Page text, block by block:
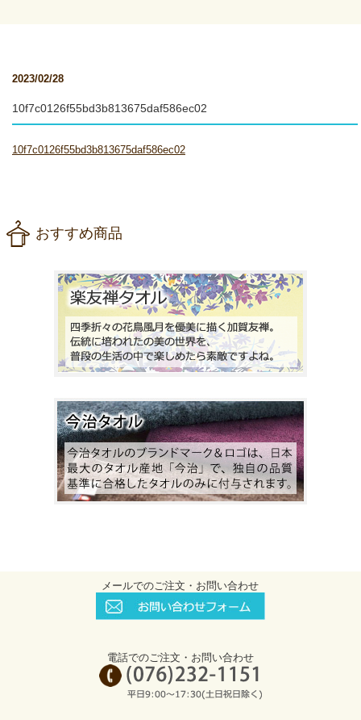
2023/02/28
10f7c0126f55bd3b813675daf586ec02
10f7c0126f55bd3b813675daf586ec02
おすすめ商品
メールでのご注文・お問い合わせ
電話でのご注文・お問い合わせ